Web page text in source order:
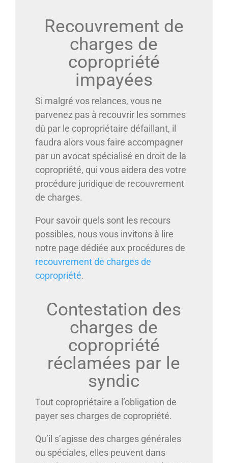
Recouvrement de
charges de
copropriété
impayées
Si malgré vos relances, vous ne
parvenez pas à recouvrir les sommes
dû par le copropriétaire défaillant, il
faudra alors vous faire accompagner
par un avocat spécialisé en droit de la
copropriété, qui vous aidera des votre
procédure juridique de recouvrement
de charges.
Pour savoir quels sont les recours
possibles, nous vous invitons à lire
notre page dédiée aux procédures de
recouvrement de charges de
copropriété.
Contestation des
charges de
copropriété
réclamées par le
syndic
Tout copropriétaire a l’obligation de
payer ses charges de copropriété.
Qu’il s’agisse des charges générales
ou spéciales, elles peuvent dans